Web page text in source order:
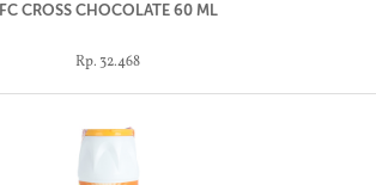
FC CROSS CHOCOLATE 60 ML
Rp. 32.468